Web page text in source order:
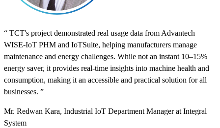
“ TCT's project demonstrated real usage data from Advantech
WISE-IoT PHM and IoTSuite, helping manufacturers manage
maintenance and energy challenges. While not an instant 10–15%
energy saver, it provides real-time insights into machine health and
consumption, making it an accessible and practical solution for all
businesses. ”︁
Mr. Redwan Kara, Industrial IoT Department Manager at Integral
System